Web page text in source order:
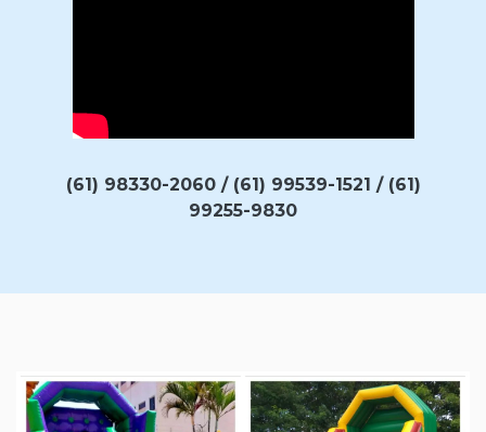
(61) 98330-2060 / (61) 99539-1521 / (61)
99255-9830